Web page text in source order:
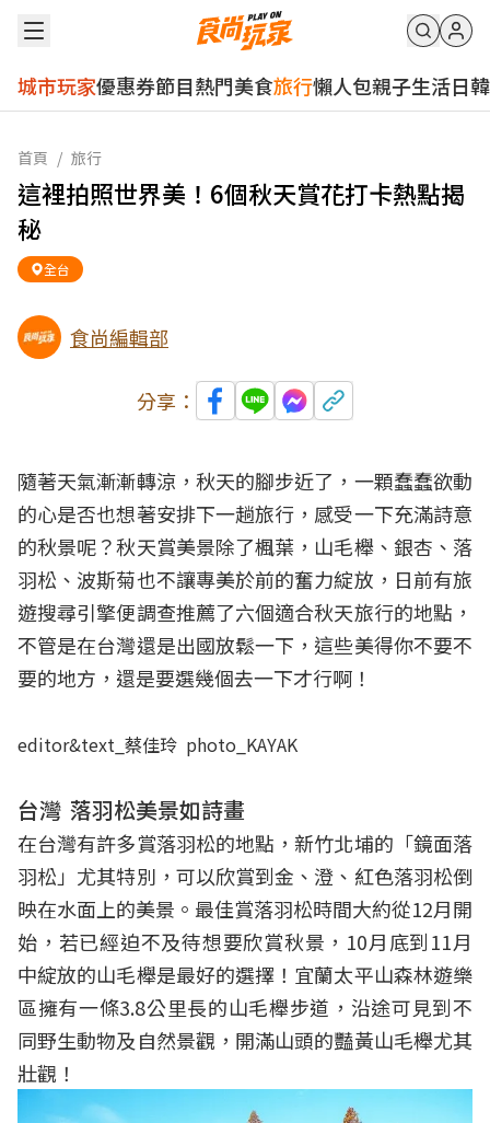
城市玩家優惠券節目熱門美食旅行懶人包親子生活日韓
首頁 / 旅行
這裡拍照世界美！6個秋天賞花打卡熱點揭
秘
全台
食尚編輯部
分享：
隨著天氣漸漸轉涼，秋天的腳步近了，一顆蠢蠢欲動
的心是否也想著安排下一趟旅行，感受一下充滿詩意
的秋景呢？秋天賞美景除了楓葉，山毛櫸、銀杏、落
羽松、波斯菊也不讓專美於前的奮力綻放，日前有旅
遊搜尋引擎便調查推薦了六個適合秋天旅行的地點，
不管是在台灣還是出國放鬆一下，這些美得你不要不
要的地方，還是要選幾個去一下才行啊！
editor&text_蔡佳玲 photo_KAYAK
台灣 落羽松美景如詩畫
在台灣有許多賞落羽松的地點，新竹北埔的「鏡面落
羽松」尤其特別，可以欣賞到金、澄、紅色落羽松倒
映在水面上的美景。最佳賞落羽松時間大約從12月開
始，若已經迫不及待想要欣賞秋景，10月底到11月
中綻放的山毛櫸是最好的選擇！宜蘭太平山森林遊樂
區擁有一條3.8公里長的山毛櫸步道，沿途可見到不
同野生動物及自然景觀，開滿山頭的豔黃山毛櫸尤其
壯觀！